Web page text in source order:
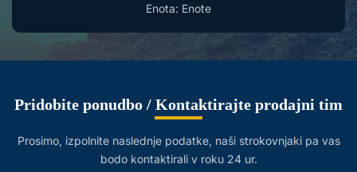
Enota: Enote
Pridobite ponudbo / Kontaktirajte prodajni tim
Prosimo, izpolnite naslednje podatke, naši strokovnjaki pa vas
bodo kontaktirali v roku 24 ur.